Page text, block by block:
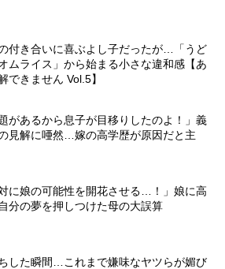
付き合いに喜ぶよし子だったが…「うど
ムライス」から始まる小さな違和感【あ
できません Vol.5】
題があるから息子が目移りしたのよ！」義
見解に唖然…嫁の高学歴が原因だと主
対に娘の可能性を開花させる…！」娘に高
分の夢を押しつけた母の大誤算
した瞬間…これまで嫌味なヤツらが媚び